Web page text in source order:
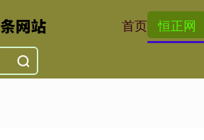
首页 恒正网